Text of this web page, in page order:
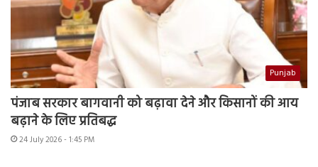
Punjab
पंजाब सरकार बागवानी को बढ़ावा देने और किसानों की आय
बढ़ाने के लिए प्रतिबद्ध
24 July 2026 - 1:45 PM